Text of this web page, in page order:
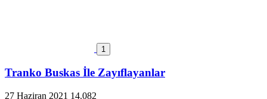
1
Tranko Buskas İle Zayıflayanlar
27 Haziran 2021 14.082